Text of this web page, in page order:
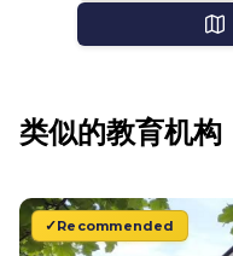
类似的教育机构
Recommended